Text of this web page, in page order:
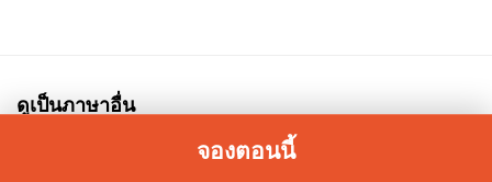
จองตอนนี้
ดูเป็นภาษาอื่น